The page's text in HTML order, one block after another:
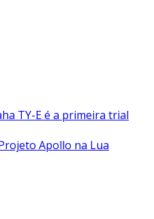
TY-E é a primeira trial
Apollo na Lua